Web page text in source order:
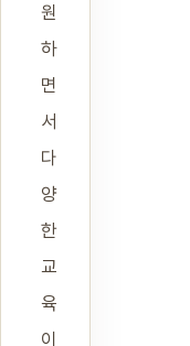
원
하
면
서
다
양
한
교
육
이